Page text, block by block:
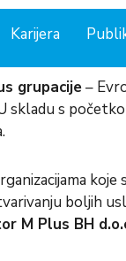
Karijera
grupacije–
skladu s
M Plus BH